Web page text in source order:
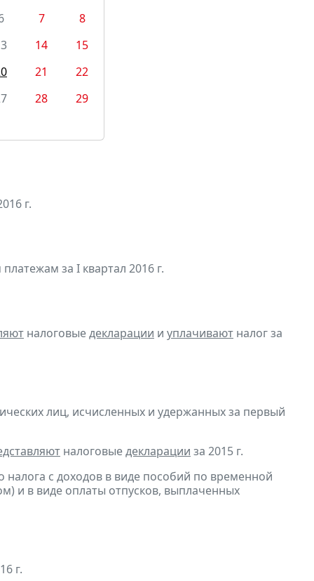
7
8
14
15
21
22
28 29
г.
за I квартал 2016 г.
налоговыедекларации и уплачивают налог за
лиц, исчисленных и удержанных за первый
налоговыедекларации за 2015 г.
с доходов в виде пособий по временной
и в виде оплаты отпусков, выплаченных
г.